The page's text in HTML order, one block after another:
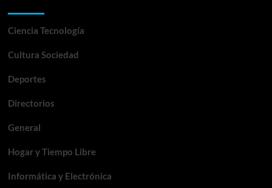
Ciencia Tecnología
Cultura Sociedad
Deportes
Directorios
General
Hogar y Tiempo Libre
Informática y Electrónica